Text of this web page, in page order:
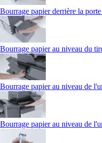
Bourrage papier derrière la
Bourrage papier au niveau du
Bourrage papier au niveau de
Bourrage papier au niveau de